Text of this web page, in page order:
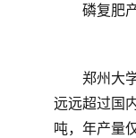
磷复肥产
郑州大学
远远超过国
吨，年产量